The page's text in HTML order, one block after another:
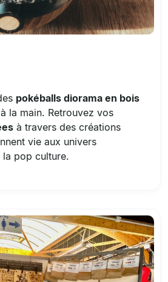
pokéballs diorama en bois
la main. Retrouvez vos
à travers des créations
vie aux univers
la pop culture.